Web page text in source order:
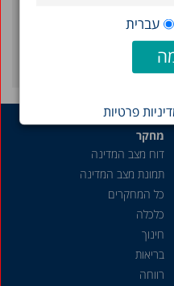
עברית
פרטיות
מחקר
דוח מצב המדינה
תמונת מצב המדינה
כל המחקרים
כלכלה
חינוך
בריאות
רווחה